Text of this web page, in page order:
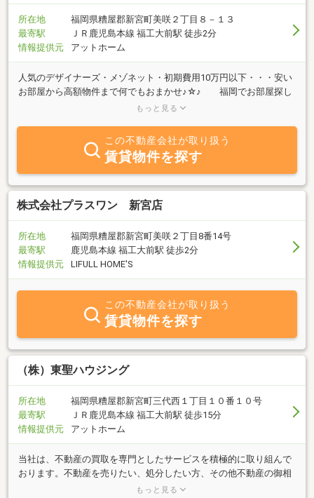
所在地
福岡県糟屋郡新宮町美咲２丁目８－１３
最寄駅
ＪＲ鹿児島本線 福工大前駅 徒歩2分
情報提供元
アットホーム
人気のデザイナーズ・メゾネット・初期費用10万円以下・・・安い
お部屋から高額物件まで何でもおまかせ♪☆♪ 福岡でお部屋探し
はドリームステージへ♪どんな条件でもきっと見つかります！女性
動画サービスより物件ご紹介・ご入居までの手続き全てオンライン
も可能です◎LINEでのお問合せも受け付けております 詳細は当社
HPにて☆http://www.dream-stage.net/ ←福岡一見やすいサイトで
す！アプリからも簡単お部屋探しお得な情報をプッシュ通知でゲッ
ト！https://yappli.plus/dreamstage_athome
もっと見る
この不動産会社が取り扱う
賃貸物件を探す
株式会社プラスワン 新宮店
所在地
福岡県糟屋郡新宮町美咲２丁目8番14号
最寄駅
鹿児島本線 福工大前駅 徒歩2分
情報提供元
LIFULL HOME'S
この不動産会社が取り扱う
賃貸物件を探す
（株）東聖ハウジング
所在地
福岡県糟屋郡新宮町三代西１丁目１０番１０号
最寄駅
ＪＲ鹿児島本線 福工大前駅 徒歩15分
情報提供元
アットホーム
当社は、不動産の買取を専門としたサービスを積極的に取り組んで
おります。不動産を売りたい、処分したい方、その他不動産の御相
談などお気軽にお問い合わせください。また、仲介業務と違い、お
もっと見る